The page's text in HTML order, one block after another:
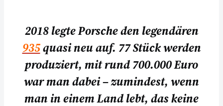
2018 legte Porsche den legendären
935quasi neu auf. 77 Stück werden
produziert, mit rund 700.000 Euro
war man dabei – zumindest, wenn
man in einem Land lebt, das keine